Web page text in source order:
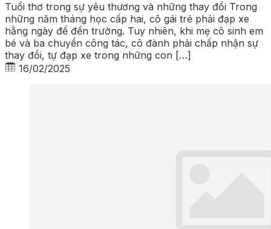
Tuổi thơ trong sự yêu thương và những thay đổi Trong
những năm tháng học cấp hai, cô gái trẻ phải đạp xe
hằng ngày để đến trường. Tuy nhiên, khi mẹ cô sinh em
bé và ba chuyển công tác, cô đành phải chấp nhận sự
thay đổi, tự đạp xe trong những con […]
16/02/2025